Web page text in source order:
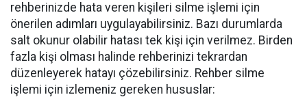
rehberinizde hata veren kişileri silme işlemi için
önerilen adımları uygulayabilirsiniz. Bazı durumlarda
salt okunur olabilir hatası tek kişi için verilmez. Birden
fazla kişi olması halinde rehberinizi tekrardan
düzenleyerek hatayı çözebilirsiniz. Rehber silme
işlemi için izlemeniz gereken hususlar: